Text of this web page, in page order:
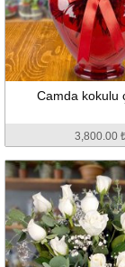
Camda kokulu
3,800.00 ₺